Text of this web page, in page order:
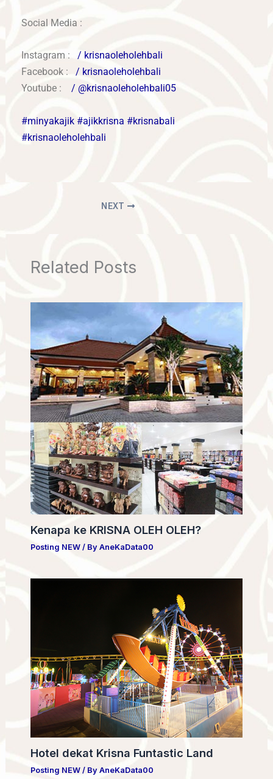
Social Media :
Instagram :
/ krisnaoleholehbali
Facebook :
/ krisnaoleholehbali
Youtube :
/ @krisnaoleholehbali05
#minyakajik #ajikkrisna #krisnabali
#krisnaoleholehbali
NEXT
Related Posts
Kenapa ke KRISNA OLEH OLEH?
Posting NEW/ By AneKaData00
Hotel dekat Krisna Funtastic Land
Posting NEW/ By AneKaData00